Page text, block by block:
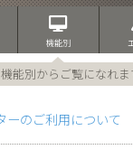
機能別
能別からご覧になれま
ーのご利用について